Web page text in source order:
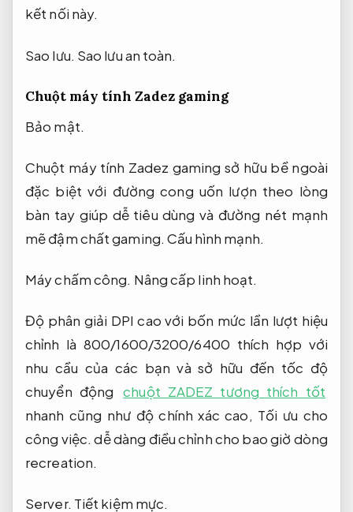
kết nối này.
Sao lưu. Sao lưu an toàn.
Chuột máy tính Zadez gaming
Bảo mật.
Chuột máy tính Zadez gaming sở hữu bề ngoài
đặc biệt với đường cong uốn lượn theo lòng
bàn tay giúp dễ tiêu dùng và đường nét mạnh
mẽ đậm chất gaming. Cấu hình mạnh.
Máy chấm công. Nâng cấp linh hoạt.
Độ phân giải DPI cao với bốn mức lần lượt hiệu
chỉnh là 800/1600/3200/6400 thích hợp với
nhu cầu của các bạn và sở hữu đến tốc độ
chuyển động
chuột ZADEZ tương thích tốt
nhanh cũng như độ chính xác cao, Tối ưu cho
công việc. dễ dàng điều chỉnh cho bao giờ dòng
recreation.
Server. Tiết kiệm mực.